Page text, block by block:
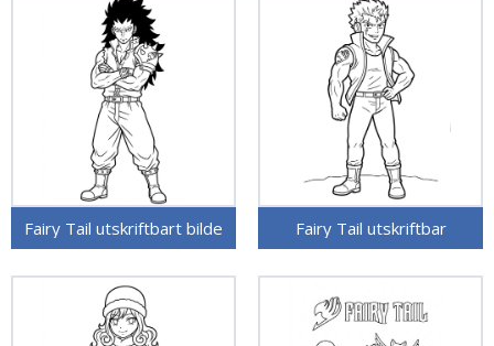
Fairy Tail utskriftbart bilde Fairy Tail utskriftbar